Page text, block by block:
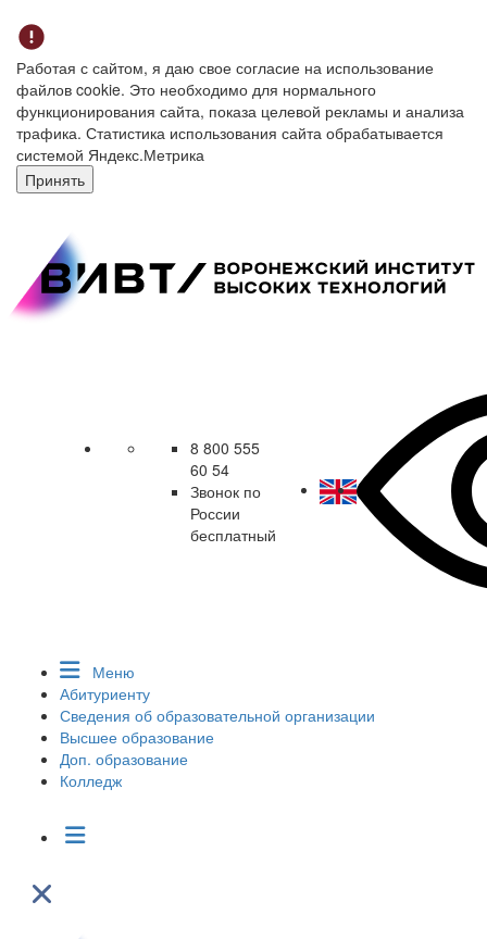
Работая с сайтом, я даю свое согласие на использование
файлов cookie. Это необходимо для нормального
функционирования сайта, показа целевой рекламы и анализа
трафика. Статистика использования сайта обрабатывается
системой Яндекс.Метрика
Принять
8 800 555
60 54
Звонок по
России
бесплатный
Меню
Абитуриенту
Сведения об образовательной организации
Высшее образование
Доп. образование
Колледж